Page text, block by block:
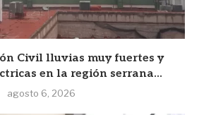
Civil lluvias muy fuertes y
en la región serrana...
agosto 6, 2026